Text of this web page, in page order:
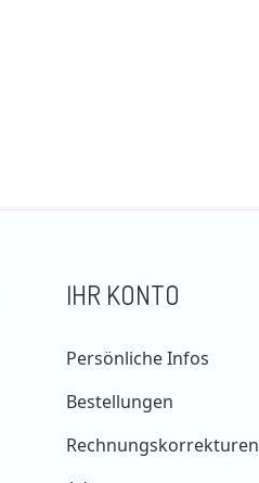
IHR KONTO
Persönliche Infos
Bestellungen
Rechnungskorrekturen